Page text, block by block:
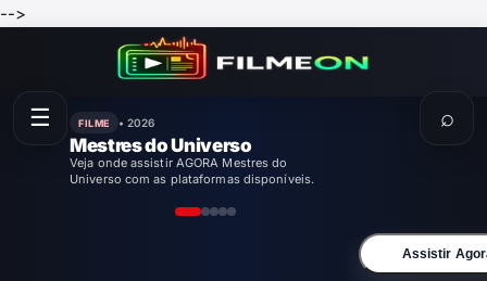
-->
FILME • 2026
Mestres do Universo
Veja onde assistir AGORA Mestres do
Universo com as plataformas disponíveis.
Assistir
☰ ⌕